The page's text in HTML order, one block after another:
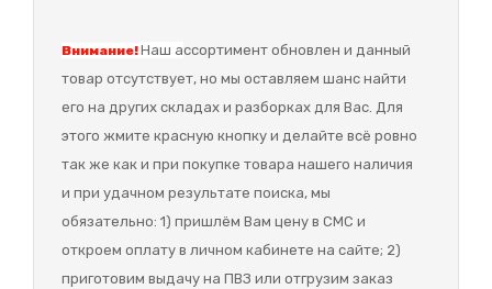
Внимание!Наш ассортимент обновлен и данный
товар отсутствует, но мы оставляем шанс найти
его на других складах и разборках для Вас. Для
этого жмите красную кнопку и делайте всё ровно
так же как и при покупке товара нашего наличия
и при удачном результате поиска, мы
обязательно: 1) пришлём Вам цену в СМС и
откроем оплату в личном кабинете на сайте; 2)
приготовим выдачу на ПВЗ или отгрузим заказ